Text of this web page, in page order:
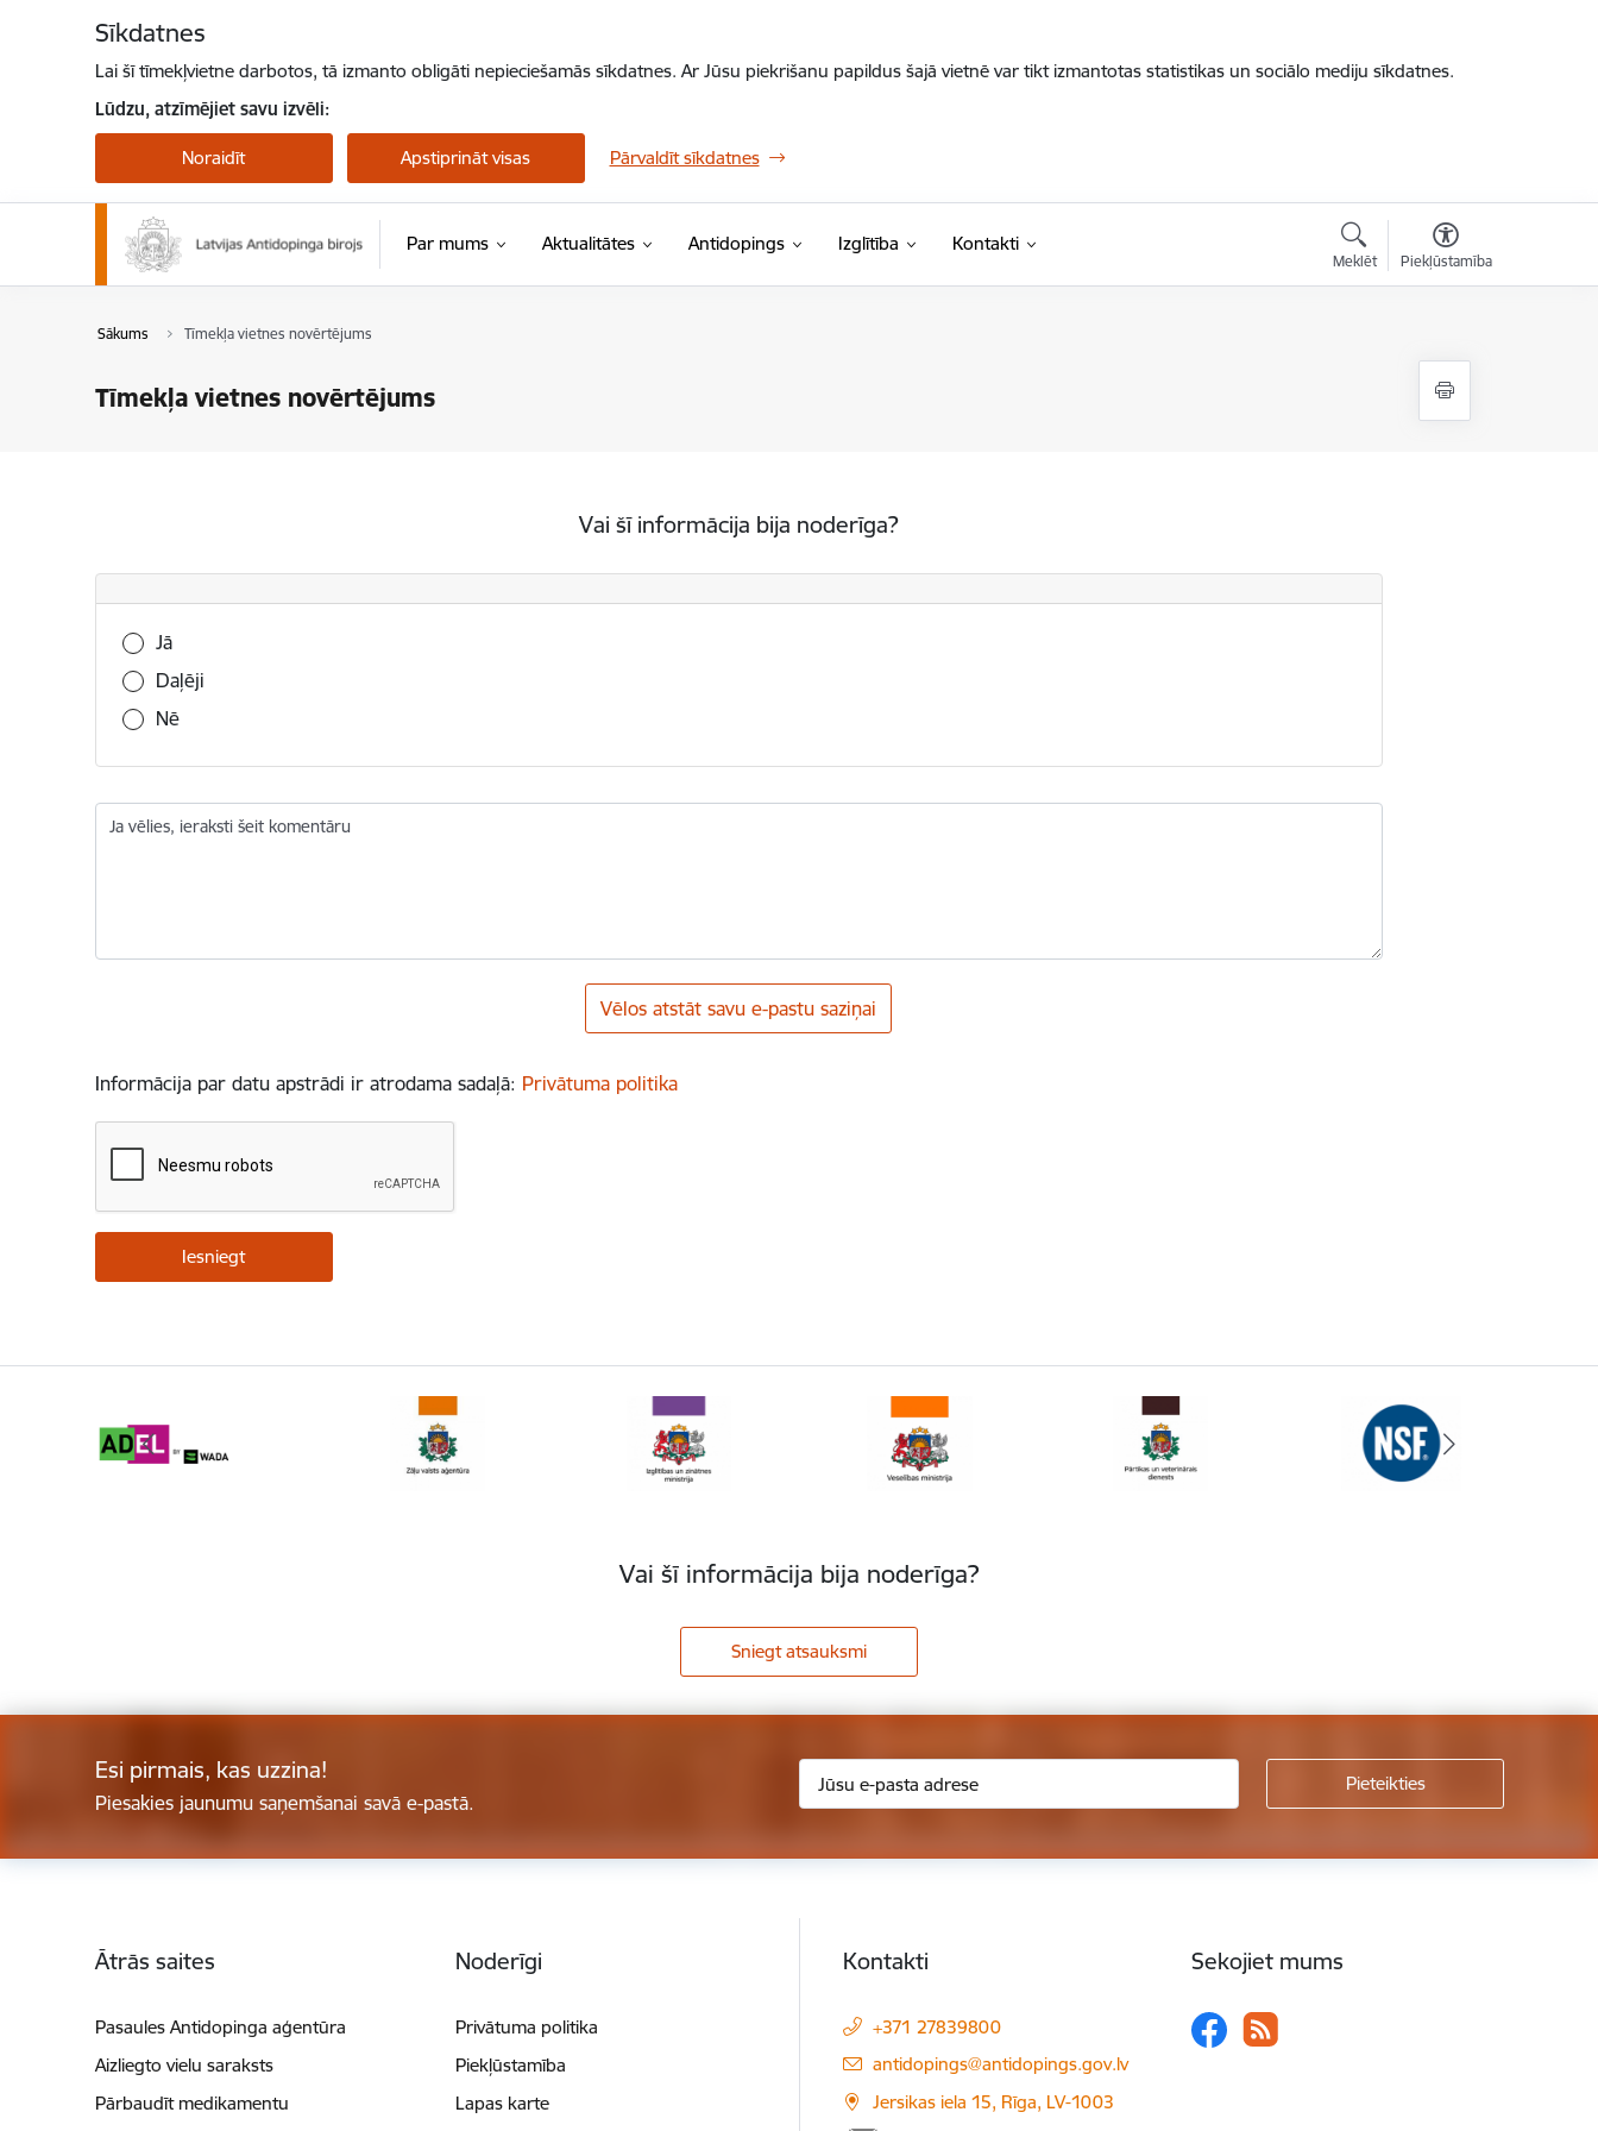
Sīkdatnes
Lai šī tīmekļvietne darbotos, tā izmanto obligāti nepieciešamās sīkdatnes. Ar Jūsu piekrišanu papildus šajā vietnē var tikt izmantotas statistikas un sociālo mediju sīkdatnes.
Lūdzu, atzīmējiet savu izvēli:
Noraidīt Apstiprināt visas Pārvaldīt sīkdatnes
Par mums Aktualitātes Antidopings Izglītība Kontakti
Meklēt Piekļūstamība
Sākums Tīmekļa vietnes novērtējums
Tīmekļa vietnes novērtējums
Vai šī informācija bija noderīga?
Vai šī informācija bija noderīga?
Jā
Daļēji
Nē
Ja vēlies, ieraksti šeit komentāru
Vēlos atstāt savu e-pastu saziņai
Informācija par datu apstrādi ir atrodama sadaļā: Privātuma politika
Vai šī informācija bija noderīga?
Sniegt atsauksmi
Esi pirmais, kas uzzina!
Piesakies jaunumu saņemšanai savā e-pastā.
Ātrās saites
Pasaules Antidopinga aģentūra
Aizliegto vielu saraksts
Pārbaudīt medikamentu
Noderīgi
Privātuma politika
Piekļūstamība
Lapas karte
Kontakti
+371 27839800
E-pasts:
antidopings@antidopings.gov.lv
Jersikas iela 15, Rīga, LV-1003
Sekojiet mums